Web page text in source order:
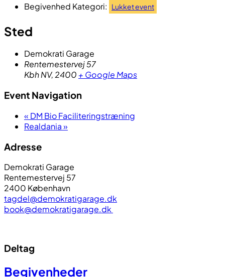
Begivenhed Kategori:
Lukket event
Sted
Demokrati Garage
Rentemestervej 57
Kbh NV,2400+ Google Maps
Event Navigation
« DM Bio Faciliteringstræning
Realdania»
Adresse
Demokrati Garage
Rentemestervej 57
2400 København
tagdel@demokratigarage.dk
book@demokratigarage.dk
Deltag
Begivenheder